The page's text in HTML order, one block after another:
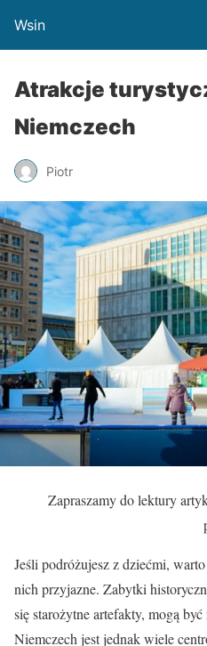
Wsin
Atrakcje
Niemczech
Piotr
Zapraszamy do lektury
Jeśli podróżujesz z dziećmi,
nich przyjazne. Zabytki
się starożytne artefakty, mogą
Niemczech jest jednak wiele